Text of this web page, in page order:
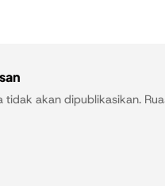
tidak akan dipublikasikan.